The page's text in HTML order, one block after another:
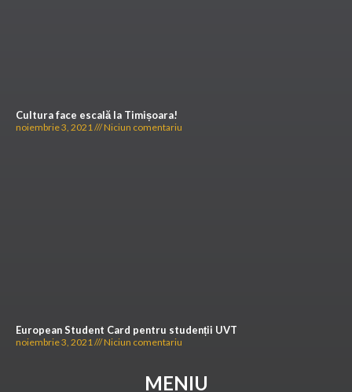
Cultura face escală la Timișoara!
noiembrie 3, 2021 Niciun comentariu
European Student Card pentru studenții UVT
noiembrie 3, 2021 Niciun comentariu
MENIU